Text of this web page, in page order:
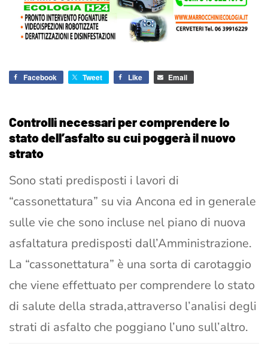
Facebook Tweet Like Email
Controlli necessari per comprendere lo
stato dell’asfalto su cui poggerà il nuovo
strato
Sono stati predisposti i lavori di
“cassonettatura” su via Ancona ed in generale
sulle vie che sono incluse nel piano di nuova
asfaltatura predisposti dall’Amministrazione.
La “cassonettatura” è una sorta di carotaggio
che viene effettuato per comprendere lo stato
di salute della strada,attraverso l’analisi degli
strati di asfalto che poggiano l’uno sull’altro.